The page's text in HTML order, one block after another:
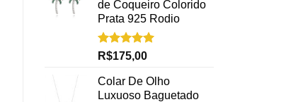
de Coqueiro Colorido
Prata 925 Rodio
Avaliação
5.00
de 5
R$175,00
Colar De Olho
Luxuoso Baguetado